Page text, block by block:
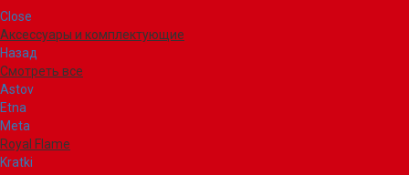
Close
Аксессуары и комплектующие
Назад
Смотреть все
Astov
Etna
Meta
Royal Flame
Kratki